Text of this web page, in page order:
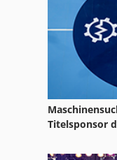
Zug Und
Titelsponsor